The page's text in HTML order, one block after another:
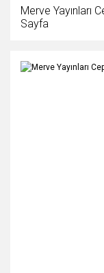
Merve Yayınları
Sayfa